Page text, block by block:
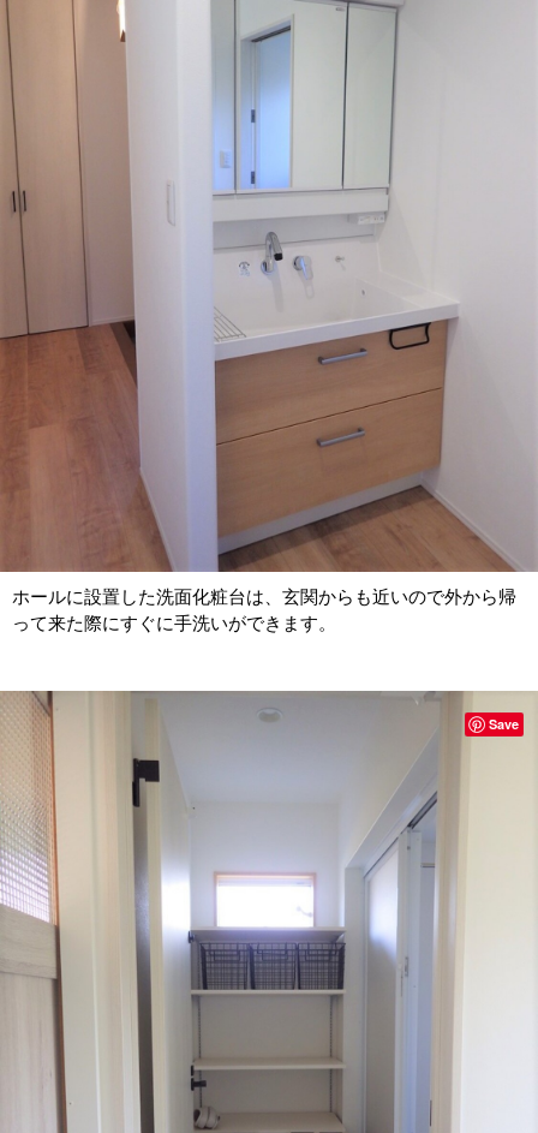
ホールに設置した洗面化粧台は、玄関からも近いので外から帰
って来た際にすぐに手洗いができます。
Save